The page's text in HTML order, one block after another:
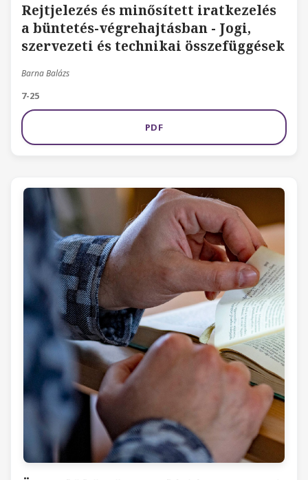
Rejtjelezés és minősített iratkezelés
a büntetés-végrehajtásban - Jogi,
szervezeti és technikai összefüggések
Barna Balázs
7-25
PDF